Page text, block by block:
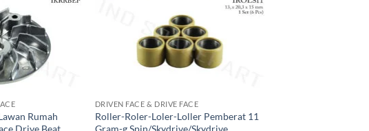
Rumah
Drive Beat
DRIVEN FACE & DRIVE FACE
Roller-Roler-Loler-Loller Pemberat 11
Gram-g Spin/Skydrive/Skydrive